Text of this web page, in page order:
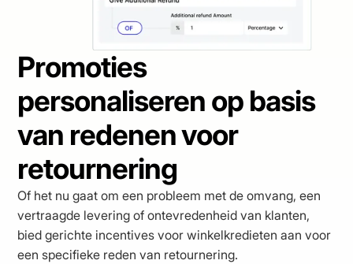
Promoties
personaliseren op basis
van redenen voor
retournering
Of het nu gaat om een probleem met de omvang, een
vertraagde levering of ontevredenheid van klanten,
bied gerichte incentives voor winkelkredieten aan voor
een specifieke reden van retournering.